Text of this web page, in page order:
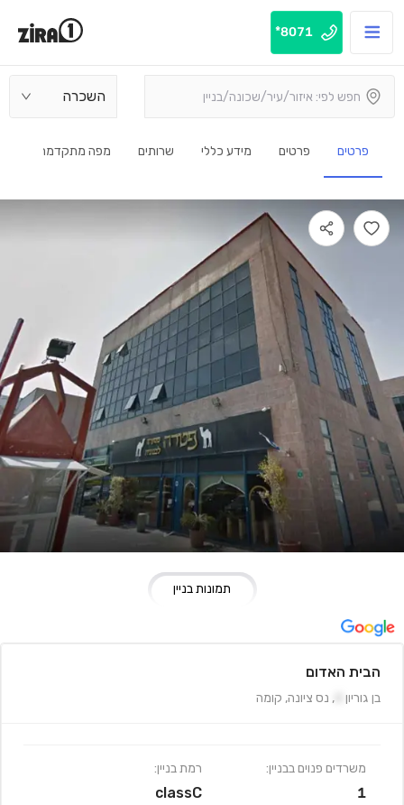
8071*
השכרה
פרטים פרטים מידע כללי שרותים מפה מתקדמת
תמונות בניין
הבית האדום
בן גוריון , נס ציונה, קומה
משרדים פנוים בבניין:
1
רמת בניין:
classC